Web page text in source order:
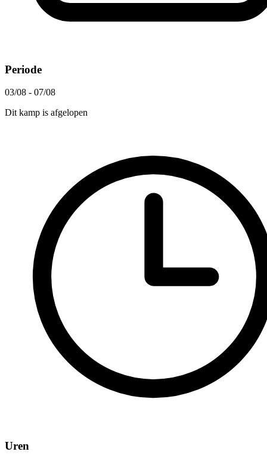
Periode
03/08 - 07/08
Dit kamp is afgelopen
Uren